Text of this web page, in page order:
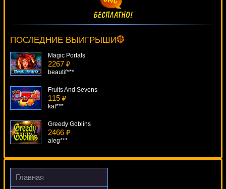
ПОСЛЕДНИЕ ВЫИГРЫШИ
loto***
Magic Portals
2267 ₽
beautif***
Fruits And Sevens
115 ₽
kat***
Greedy Goblins
2466 ₽
aleg***
Gold Ahoy
4252 ₽
Главная